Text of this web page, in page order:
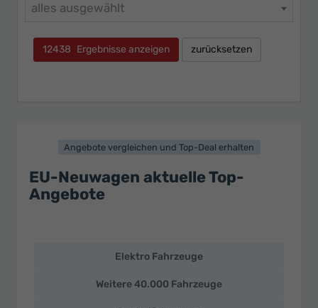
alles ausgewählt
12438 Ergebnisse anzeigen zurücksetzen
Angebote vergleichen und Top-Deal erhalten
EU-Neuwagen aktuelle Top-
Angebote
Neuwagen
Elektro Fahrzeuge
Weitere 40.000 Fahrzeuge